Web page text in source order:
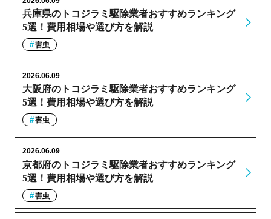
兵庫県のトコジラミ駆除業者おすすめランキング
5選！費用相場や選び方を解説
害虫
大阪府のトコジラミ駆除業者おすすめランキング
5選！費用相場や選び方を解説
2026.06.09
害虫
京都府のトコジラミ駆除業者おすすめランキング
5選！費用相場や選び方を解説
2026.06.09
害虫